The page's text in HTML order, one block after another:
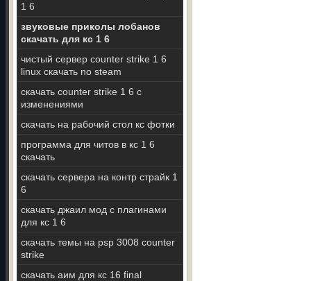
1 6
звуковые приколы лобанов
скачать для кс 1 6
чистый сервер counter strike 1 6
linux скачать no steam
скачать counter strike 1 6 c
изменениями
скачать на рабочий стол кс фотки
программа для читов в кс 1 6
скачать
скачать сервера на контр страйк 1
6
скачать джаил мод с плагинами
для кс 1 6
скачать темы на psp 3008 counter
strike
скачать аим для кс 16 final